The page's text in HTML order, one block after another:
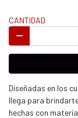
CANTIDAD
Diseñadas en los
llega para
hechas con